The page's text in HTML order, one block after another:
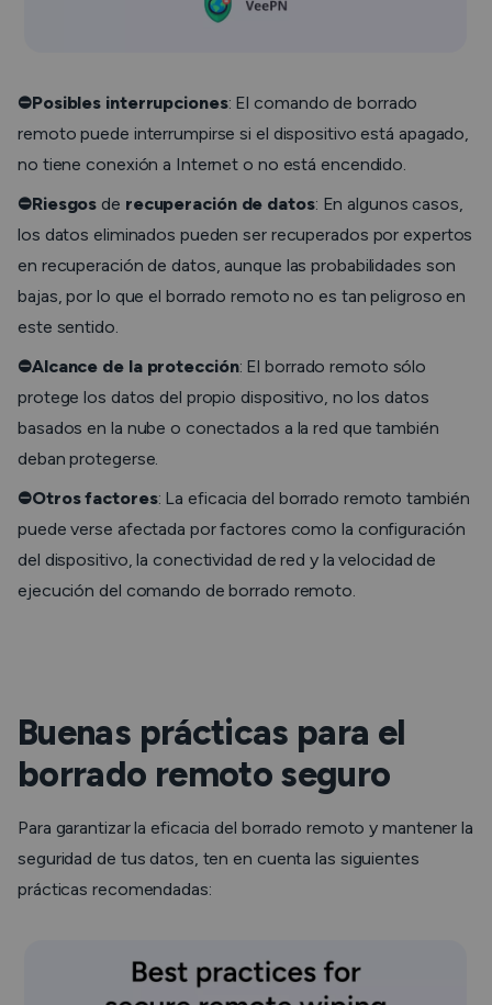
⛔Posibles interrupciones: El comando de borrado
remoto puede interrumpirse si el dispositivo está apagado,
no tiene conexión a Internet o no está encendido.
⛔Riesgos de recuperación de datos: En algunos casos,
los datos eliminados pueden ser recuperados por expertos
en recuperación de datos, aunque las probabilidades son
bajas, por lo que el borrado remoto no es tan peligroso en
este sentido.
⛔Alcance de la protección: El borrado remoto sólo
protege los datos del propio dispositivo, no los datos
basados en la nube o conectados a la red que también
deban protegerse.
⛔Otros factores: La eficacia del borrado remoto también
puede verse afectada por factores como la configuración
del dispositivo, la conectividad de red y la velocidad de
ejecución del comando de borrado remoto.
Buenas prácticas para el
borrado remoto seguro
Para garantizar la eficacia del borrado remoto y mantener la
seguridad de tus datos, ten en cuenta las siguientes
prácticas recomendadas: